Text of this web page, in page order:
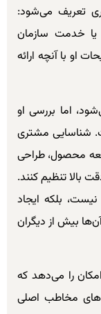
تعریف می‌شود:
یا خدمت سازمان
او با آنچه ارائه
اما بررسی او
شناسایی مشتری
محصول، طراحی
بالا تنظیم کنند.
بلکه ایجاد
بیش از دیگران
را می‌دهد که
مخاطب اصلی